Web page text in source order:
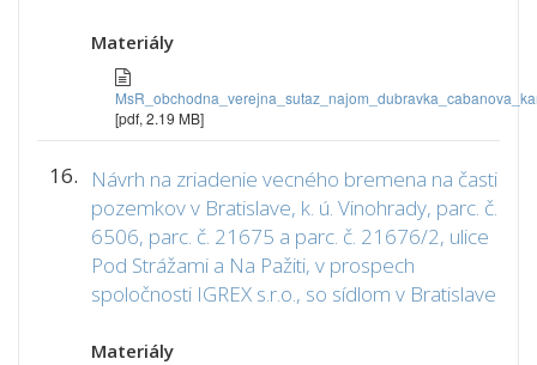
Materiály
[pdf, 2.19 MB]
16.
Návrh na zriadenie vecného bremena na časti
pozemkov v Bratislave, k. ú. Vinohrady, parc. č.
6506, parc. č. 21675 a parc. č. 21676/2, ulice
Pod Strážami a Na Pažiti, v prospech
spoločnosti IGREX s.r.o., so sídlom v Bratislave
Materiály